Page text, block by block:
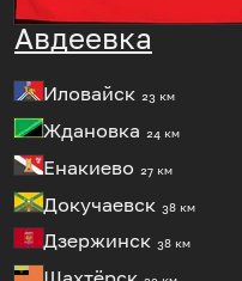
Авдеевка
Иловайск 23 км
Ждановка 24 км
Енакиево 27 км
Докучаевск 38 км
Дзержинск 38 км